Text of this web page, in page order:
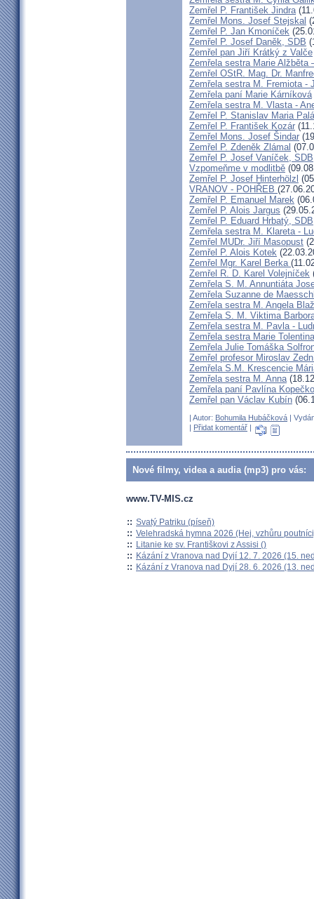
Zemřel P. František Jindra
Zemřel Mons. Josef Stejskal
Zemřel P. Jan Kmoníček
Zemřel P. Josef Daněk, SDB
Zemřel pan Jiří Krátký z Valče
Zemřela sestra Marie Alžběta
Zemřel OStR. Mag. Dr.
Zemřela sestra M. Fremiota -
Zemřela paní Marie Kárníková
Zemřela sestra M. Vlasta -
Zemřel P. Stanislav Maria
Zemřel P. František Kozár
Zemřel Mons. Josef Šindar
Zemřel P. Zdeněk Zlámal
Zemřel P. Josef Vaníček, SDB
Vzpomeňme v modlitbě
Zemřel P. Josef Hinterhölzl
VRANOV - POHŘEB
Zemřel P. Emanuel Marek
Zemřel P. Alois Jargus
Zemřel P. Eduard Hrbatý, SDB
Zemřela sestra M. Klareta -
Zemřel MUDr. Jiří Masopust
Zemřel P. Alois Kotek
Zemřel Mgr. Karel Berka
Zemřel R. D. Karel Volejníček
Zemřela S. M. Annuntiáta
Zemřela Suzanne de
Zemřela sestra M. Angela
Zemřela S. M. Viktima
Zemřela sestra M. Pavla -
Zemřela sestra Marie
Zemřela Julie Tomáška
Zemřel profesor Miroslav
Zemřela S.M. Krescencie
Zemřela sestra M. Anna
Zemřela paní Pavlína
Zemřel pan Václav Kubín
| Autor: Bohumila Hubáčková |
| Přidat komentář |
Nové filmy, videa a audia (mp3) pro vás:
www.TV-MIS.cz
:: Svatý Patriku (píseň)
:: Velehradská hymna 2026 (Hej, vzhůru
:: Litanie ke sv. Františkovi z Assisi ()
:: Kázání z Vranova nad Dyjí 12. 7. 2026 (15.
:: Kázání z Vranova nad Dyjí 28. 6. 2026 (13.